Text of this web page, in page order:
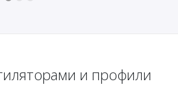
и профили